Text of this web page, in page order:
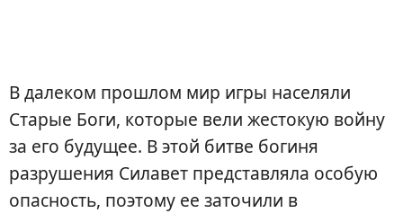
В далеком прошлом мир игры населяли
Старые Боги, которые вели жестокую войну
за его будущее. В этой битве богиня
разрушения Силавет представляла особую
опасность, поэтому ее заточили в